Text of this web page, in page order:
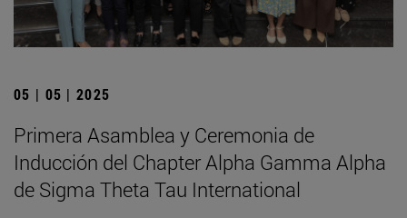
05 | 05 | 2025
Primera Asamblea y Ceremonia de
Inducción del Chapter Alpha Gamma Alpha
de Sigma Theta Tau International